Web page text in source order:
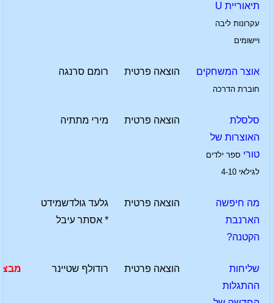
תיאוריית U
עקרונות ליבה
ויישומים
אוצר המשחקים
חוברת הדרכה
הוצאה פרטית רומם סרנגה
סלסלת
האוצרות של
טורי ספר ילדים
לגילאי 4-10
הוצאה פרטית מירי מתתיה
מה חיפשה
הארנבת
הקטנה?
הוצאה פרטית
גלעד גולדשמידט
* אסתר עיבל
שליחות
ההתגלות
הוצאה פרטית רודולף שטיינר